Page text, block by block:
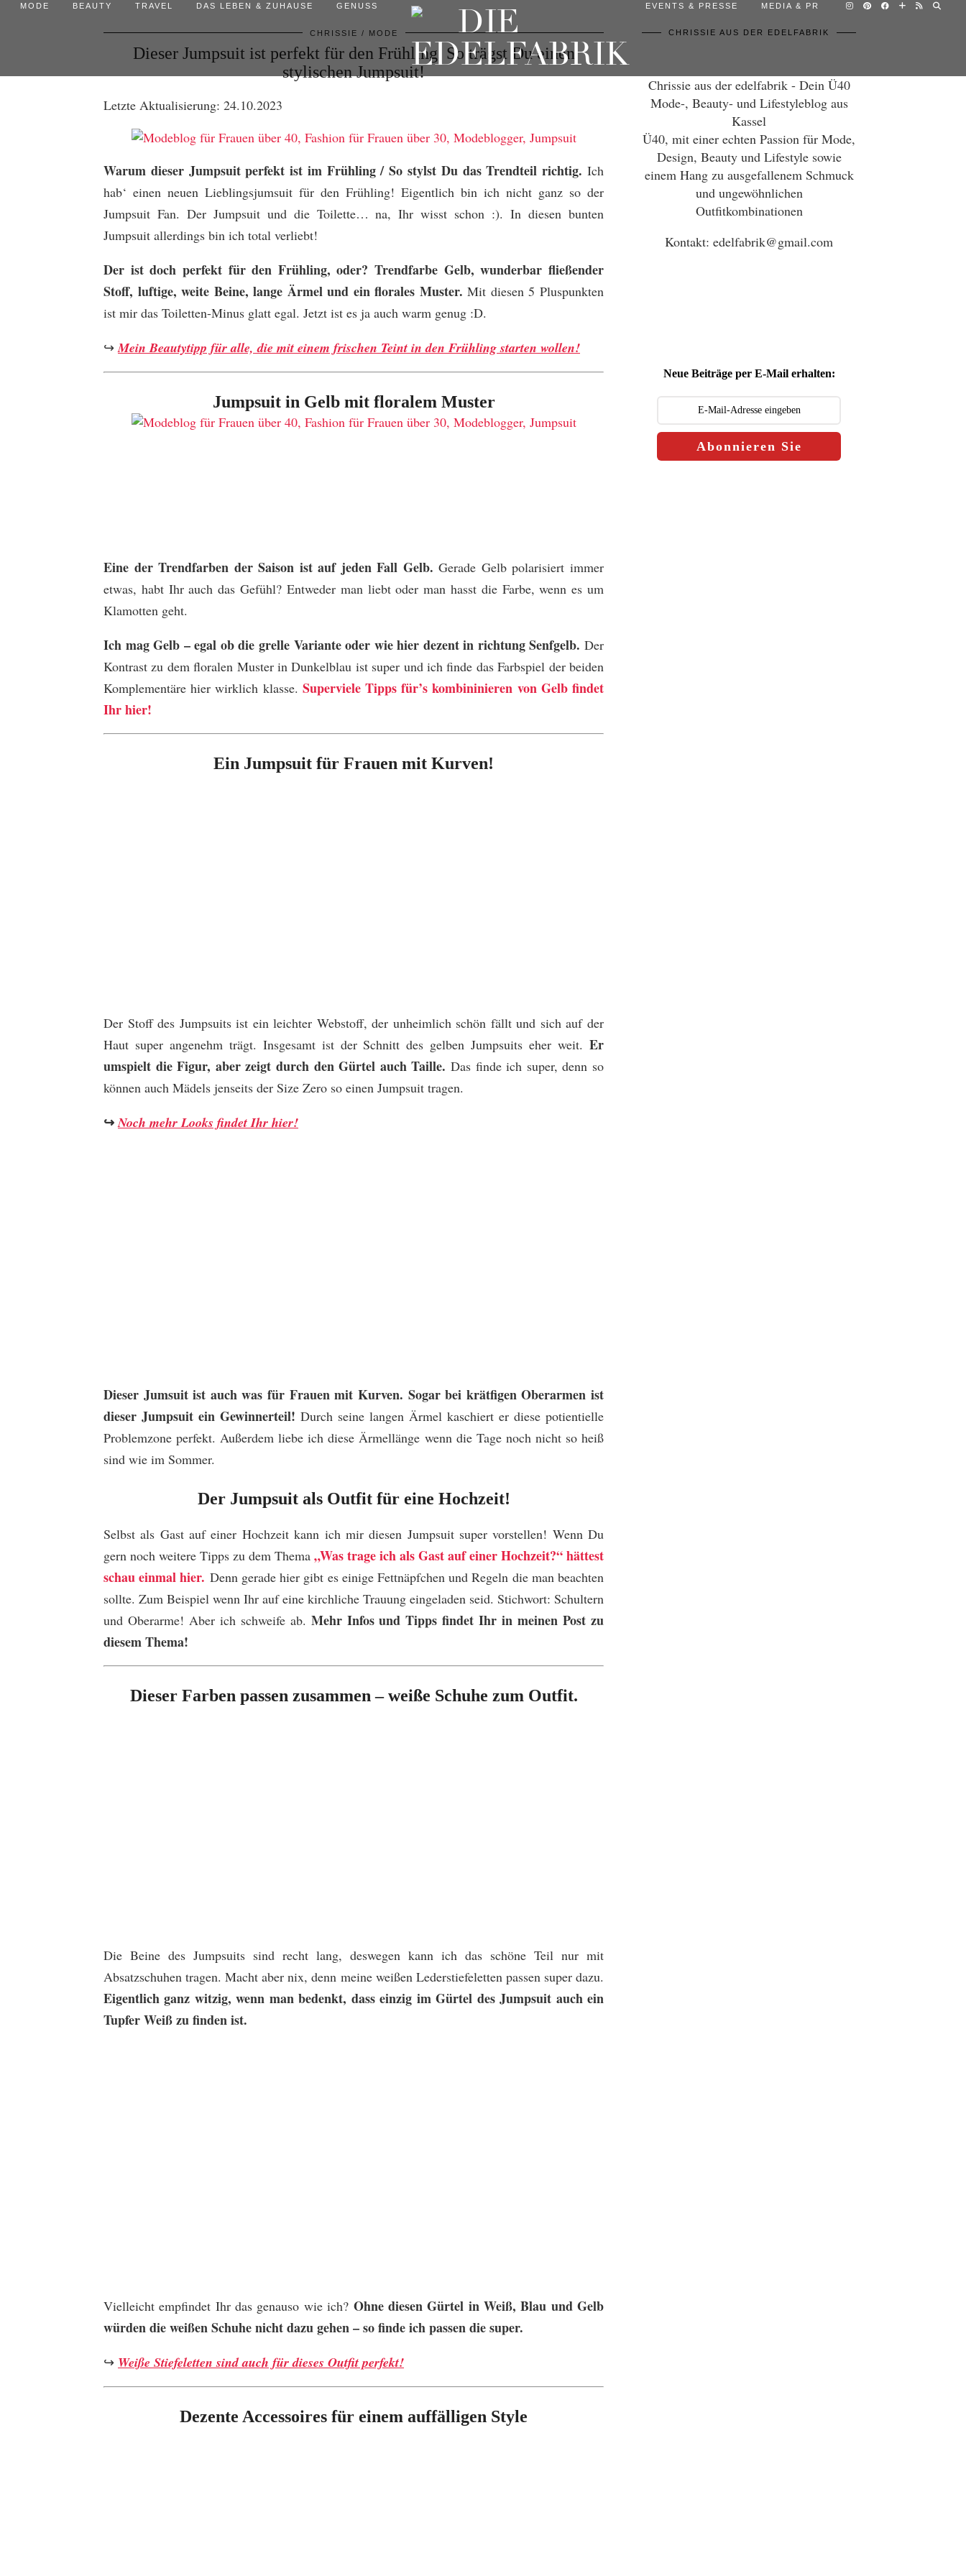
MODE BEAUTY TRAVEL DAS LEBEN & ZUHAUSE GENUSS EVENTS & PRESSE MEDIA & PR
CHRISSIE MODE
Dieser Jumpsuit ist perfekt für den Frühling. So trägst Du einen
stylischen Jumpsuit!
Letzte Aktualisierung: 24.10.2023
Warum dieser Jumpsuit perfekt ist im Frühling / So stylst Du das Trendteil richtig. Ich
hab‘ einen neuen Lieblingsjumsuit für den Frühling! Eigentlich bin ich nicht ganz so der
Jumpsuit Fan. Der Jumpsuit und die Toilette… na, Ihr wisst schon :). In diesen bunten
Jumpsuit allerdings bin ich total verliebt!
Der ist doch perfekt für den Frühling, oder? Trendfarbe Gelb, wunderbar fließender
Stoff, luftige, weite Beine, lange Ärmel und ein florales Muster. Mit diesen 5 Pluspunkten
ist mir das Toiletten-Minus glatt egal. Jetzt ist es ja auch warm genug :D.
↪Mein Beautytipp für alle, die mit einem frischen Teint in den Frühling starten wollen!
Jumpsuit in Gelb mit floralem Muster
Eine der Trendfarben der Saison ist auf jeden Fall Gelb.Gerade Gelb polarisiert immer
etwas, habt Ihr auch das Gefühl? Entweder man liebt oder man hasst die Farbe, wenn es um
Klamotten geht.
Ich mag Gelb – egal ob die grelle Variante oder wie hier dezent in richtung Senfgelb. Der
Kontrast zu dem floralen Muster in Dunkelblau ist super und ich finde das Farbspiel der beiden
Komplementäre hier wirklich klasse. Superviele Tipps für’s kombininieren von Gelb findet
Ihr hier!
Ein Jumpsuit für Frauen mit Kurven!
Der Stoff des Jumpsuits ist ein leichter Webstoff, der unheimlich schön fällt und sich auf der
Haut super angenehm trägt. Insgesamt ist der Schnitt des gelben Jumpsuits eher weit. Er
umspielt die Figur, aber zeigt durch den Gürtel auch Taille. Das finde ich super, denn so
können auch Mädels jenseits der Size Zero so einen Jumpsuit tragen.
↪Noch mehr Looks findet Ihr hier!
Dieser Jumsuit ist auch was für Frauen mit Kurven. Sogar bei krätfigen Oberarmen ist
dieser Jumpsuit ein Gewinnerteil! Durch seine langen Ärmel kaschiert er diese potientielle
Problemzone perfekt. Außerdem liebe ich diese Ärmellänge wenn die Tage noch nicht so heiß
sind wie im Sommer.
Der Jumpsuit als Outfit für eine Hochzeit!
Selbst als Gast auf einer Hochzeit kann ich mir diesen Jumpsuit super vorstellen! Wenn Du
gern noch weitere Tipps zu dem Thema „Was trage ich als Gast auf einer Hochzeit?“ hättest
schau einmal hier. Denn gerade hier gibt es einige Fettnäpfchen und Regeln die man beachten
sollte. Zum Beispiel wenn Ihr auf eine kirchliche Trauung eingeladen seid. Stichwort: Schultern
und Oberarme! Aber ich schweife ab. Mehr Infos und Tipps findet Ihr in meinen Post zu
diesem Thema!
Dieser Farben passen zusammen – weiße Schuhe zum Outfit.
Die Beine des Jumpsuits sind recht lang, deswegen kann ich das schöne Teil nur mit
Absatzschuhen tragen. Macht aber nix, denn meine weißen Lederstiefeletten passen super dazu.
Eigentlich ganz witzig, wenn man bedenkt, dass einzig im Gürtel des Jumpsuit auch ein
Tupfer Weiß zu finden ist.
Vielleicht empfindet Ihr das genauso wie ich? Ohne diesen Gürtel in Weiß, Blau und Gelb
würden die weißen Schuhe nicht dazu gehen – so finde ich passen die super.
↪ Weiße Stiefeletten sind auch für dieses Outfit perfekt!
Dezente Accessoires für einem auffälligen Style
CHRISSIE AUS DER EDELFABRIK
Chrissie aus der edelfabrik - Dein Ü40
Mode-, Beauty- und Lifestyleblog aus
Kassel
Ü40, mit einer echten Passion für Mode,
Design, Beauty und Lifestyle sowie
einem Hang zu ausgefallenem Schmuck
und ungewöhnlichen
Outfitkombinationen
Kontakt: edelfabrik@gmail.com
Neue Beiträge per E-Mail erhalten:
Abonnieren Sie